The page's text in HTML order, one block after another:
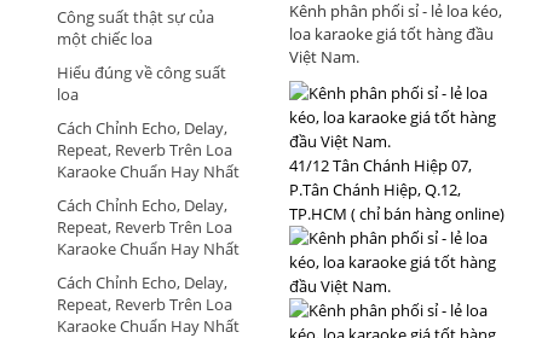
HÀNG
Công suất thật sự của
một chiếc loa
Hiểu đúng về công suất
loa
Cách Chỉnh Echo, Delay,
Repeat, Reverb Trên Loa
Karaoke Chuẩn Hay Nhất
Cách Chỉnh Echo, Delay,
Repeat, Reverb Trên Loa
Karaoke Chuẩn Hay Nhất
Cách Chỉnh Echo, Delay,
Repeat, Reverb Trên Loa
Karaoke Chuẩn Hay Nhất
Kênh phân phối sỉ - lẻ loa kéo,
loa karaoke giá tốt hàng đầu
Việt Nam.
41/12 Tân Chánh Hiệp 07,
P.Tân Chánh Hiệp, Q.12,
TP.HCM ( chỉ bán hàng online)